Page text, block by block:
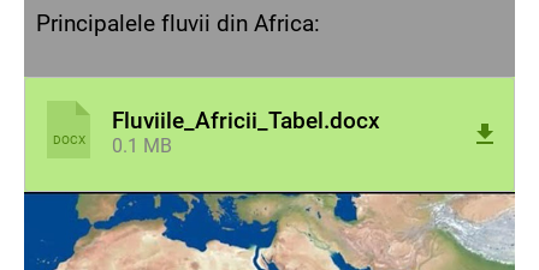
Principalele fluvii din Africa:
DOCX
Fluviile_Africii_Tabel.docx
0.1 MB